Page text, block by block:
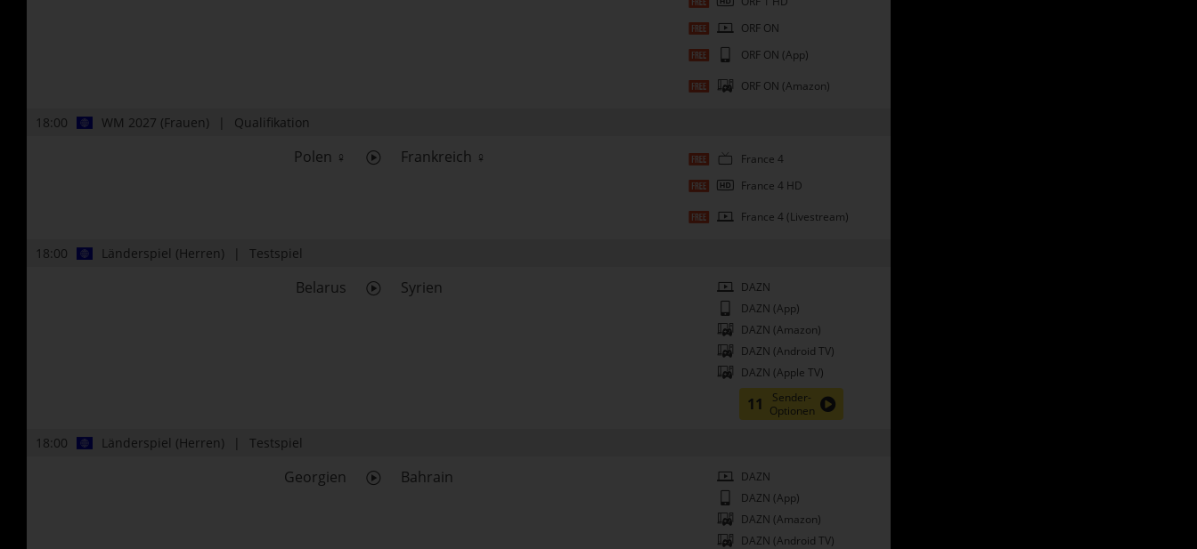
ORF ON
ORF ON (App)
ORF ON (Amazon)
18:00 WM 2027 (Frauen) Qualifikation
Polen ♀ Frankreich ♀
France 4
France 4 HD
France 4 (Livestream)
18:00 Länderspiel (Herren) Testspiel
Belarus Syrien
DAZN
DAZN (App)
DAZN (Amazon)
DAZN (Android TV)
DAZN (Apple TV)
11
Sender-
Optionen
18:00 Länderspiel (Herren) Testspiel
Georgien Bahrain
DAZN
DAZN (App)
DAZN (Amazon)
DAZN (Android TV)